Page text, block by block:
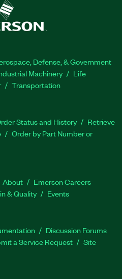
Defense, & Government
Machinery
Life
Transportation
Status and History
Retrieve
Order by Part Number or
About
Emerson Careers
& Quality Events
Discussion Forums
a Service Request
Site